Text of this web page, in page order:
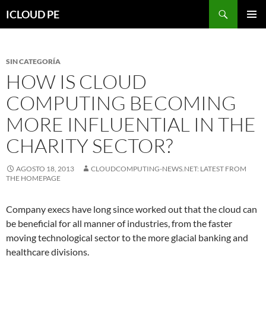
hacia
ICLOUD PE
SIN CATEGORÍA
HOW IS CLOUD
COMPUTING BECOMING
MORE INFLUENTIAL IN THE
CHARITY SECTOR?
AGOSTO 18, 2013
CLOUDCOMPUTING-NEWS.NET: LATEST FROM
THE HOMEPAGE
Company execs have long since worked out that the cloud can
be beneficial for all manner of industries, from the faster
moving technological sector to the more glacial banking and
healthcare divisions.